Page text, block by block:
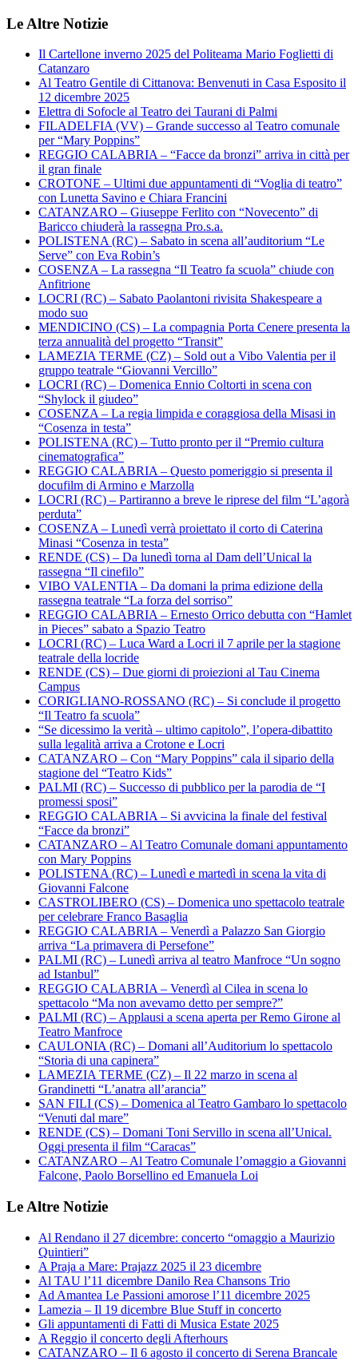
Le Altre Notizie
Il Cartellone inverno 2025 del Politeama Mario Foglietti di
Catanzaro
Al Teatro Gentile di Cittanova: Benvenuti in Casa Esposito il
12 dicembre 2025
Elettra di Sofocle al Teatro dei Taurani di Palmi
FILADELFIA (VV) – Grande successo al Teatro comunale
per “Mary Poppins”
REGGIO CALABRIA – “Facce da bronzi” arriva in città per
il gran finale
CROTONE – Ultimi due appuntamenti di “Voglia di teatro”
con Lunetta Savino e Chiara Francini
CATANZARO – Giuseppe Ferlito con “Novecento” di
Baricco chiuderà la rassegna Pro.s.a.
POLISTENA (RC) – Sabato in scena all’auditorium “Le
Serve” con Eva Robin’s
COSENZA – La rassegna “Il Teatro fa scuola” chiude con
Anfitrione
LOCRI (RC) – Sabato Paolantoni rivisita Shakespeare a
modo suo
MENDICINO (CS) – La compagnia Porta Cenere presenta la
terza annualità del progetto “Transit”
LAMEZIA TERME (CZ) – Sold out a Vibo Valentia per il
gruppo teatrale “Giovanni Vercillo”
LOCRI (RC) – Domenica Ennio Coltorti in scena con
“Shylock il giudeo”
COSENZA – La regia limpida e coraggiosa della Misasi in
“Cosenza in testa”
POLISTENA (RC) – Tutto pronto per il “Premio cultura
cinematografica”
REGGIO CALABRIA – Questo pomeriggio si presenta il
docufilm di Armino e Marzolla
LOCRI (RC) – Partiranno a breve le riprese del film “L’agorà
perduta”
COSENZA – Lunedì verrà proiettato il corto di Caterina
Minasi “Cosenza in testa”
RENDE (CS) – Da lunedì torna al Dam dell’Unical la
rassegna “Il cinefilo”
VIBO VALENTIA – Da domani la prima edizione della
rassegna teatrale “La forza del sorriso”
REGGIO CALABRIA – Ernesto Orrico debutta con “Hamlet
in Pieces” sabato a Spazio Teatro
LOCRI (RC) – Luca Ward a Locri il 7 aprile per la stagione
teatrale della locride
RENDE (CS) – Due giorni di proiezioni al Tau Cinema
Campus
CORIGLIANO-ROSSANO (RC) – Si conclude il progetto
“Il Teatro fa scuola”
“Se dicessimo la verità – ultimo capitolo”, l’opera-dibattito
sulla legalità arriva a Crotone e Locri
CATANZARO – Con “Mary Poppins” cala il sipario della
stagione del “Teatro Kids”
PALMI (RC) – Successo di pubblico per la parodia de “I
promessi sposi”
REGGIO CALABRIA – Si avvicina la finale del festival
“Facce da bronzi”
CATANZARO – Al Teatro Comunale domani appuntamento
con Mary Poppins
POLISTENA (RC) – Lunedì e martedì in scena la vita di
Giovanni Falcone
CASTROLIBERO (CS) – Domenica uno spettacolo teatrale
per celebrare Franco Basaglia
REGGIO CALABRIA – Venerdì a Palazzo San Giorgio
arriva “La primavera di Persefone”
PALMI (RC) – Lunedì arriva al teatro Manfroce “Un sogno
ad Istanbul”
REGGIO CALABRIA – Venerdì al Cilea in scena lo
spettacolo “Ma non avevamo detto per sempre?”
PALMI (RC) – Applausi a scena aperta per Remo Girone al
Teatro Manfroce
CAULONIA (RC) – Domani all’Auditorium lo spettacolo
“Storia di una capinera”
LAMEZIA TERME (CZ) – Il 22 marzo in scena al
Grandinetti “L’anatra all’arancia”
SAN FILI (CS) – Domenica al Teatro Gambaro lo spettacolo
“Venuti dal mare”
RENDE (CS) – Domani Toni Servillo in scena all’Unical.
Oggi presenta il film “Caracas”
CATANZARO – Al Teatro Comunale l’omaggio a Giovanni
Falcone, Paolo Borsellino ed Emanuela Loi
Le Altre Notizie
Al Rendano il 27 dicembre: concerto “omaggio a Maurizio
Quintieri”
A Praja a Mare: Prajazz 2025 il 23 dicembre
Al TAU l’11 dicembre Danilo Rea Chansons Trio
Ad Amantea Le Passioni amorose l’11 dicembre 2025
Lamezia – Il 19 dicembre Blue Stuff in concerto
Gli appuntamenti di Fatti di Musica Estate 2025
A Reggio il concerto degli Afterhours
CATANZARO – Il 6 agosto il concerto di Serena Brancale